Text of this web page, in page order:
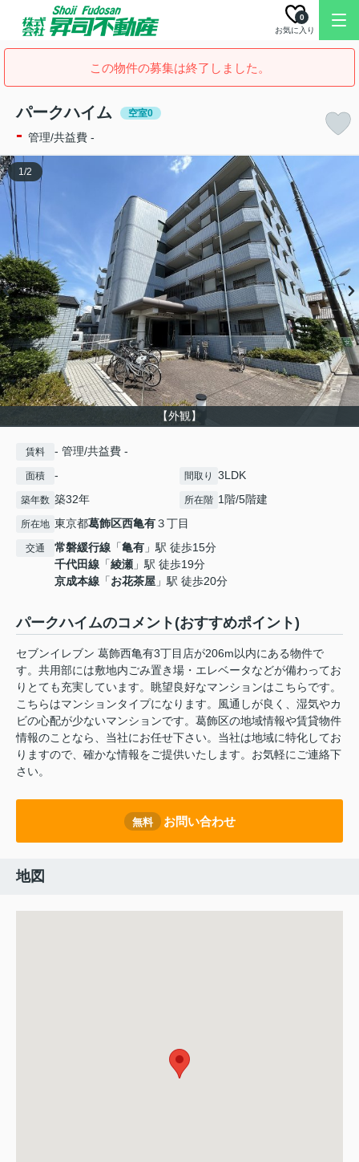
お気に入り
0
この物件の募集は終了しました。
パークハイム 空室0
- 管理/共益費 -
【外観】
1/2
賃料 - 管理/共益費 -
面積 - 間取り 3LDK
築年数 築32年 所在階 1階/5階建
所在地 東京都葛飾区西亀有３丁目
交通 常磐緩行線 「亀有 」駅 徒歩15分
千代田線 「綾瀬 」駅 徒歩19分
京成本線 「お花茶屋 」駅 徒歩20分
パークハイムのコメント(おすすめポイント)
セブンイレブン 葛飾西亀有3丁目店が206m以内にある物件で
す。共用部には敷地内ごみ置き場・エレベータなどが備わってお
りとても充実しています。眺望良好なマンションはこちらです。
こちらはマンションタイプになります。風通しが良く、湿気やカ
ビの心配が少ないマンションです。葛飾区の地域情報や賃貸物件
情報のことなら、当社にお任せ下さい。当社は地域に特化してお
りますので、確かな情報をご提供いたします。お気軽にご連絡下
さい。
無料 お問い合わせ
地図